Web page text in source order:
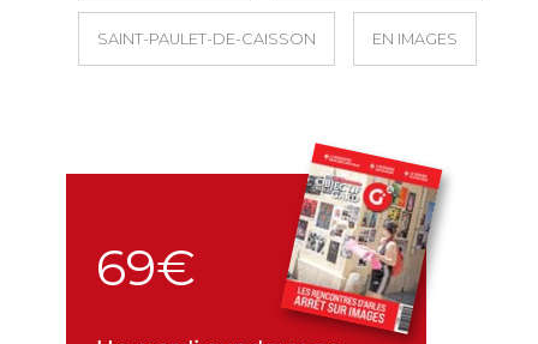
SAINT-PAULET-DE-CAISSON EN IMAGES
69€